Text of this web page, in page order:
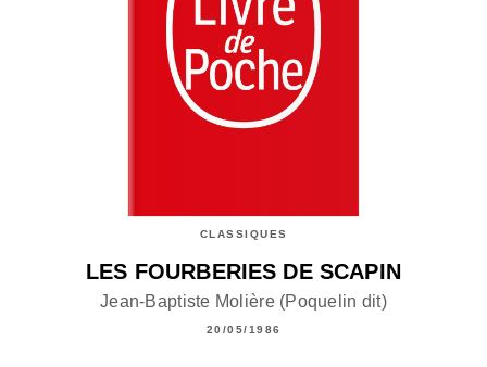
CLASSIQUES
LES FOURBERIES DE SCAPIN
Jean-Baptiste Molière (Poquelin dit)
20/05/1986